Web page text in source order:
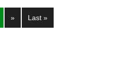
» Last »